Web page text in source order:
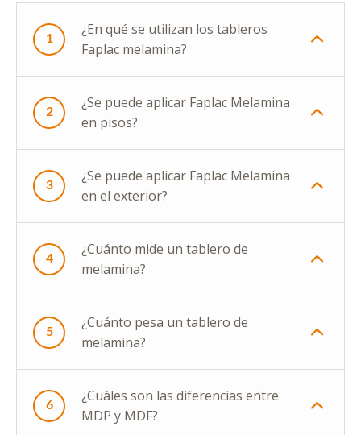
1
¿En qué se utilizan los tableros
Faplac melamina?
2
¿Se puede aplicar Faplac Melamina
en pisos?
3
¿Se puede aplicar Faplac Melamina
en el exterior?
4
¿Cuánto mide un tablero de
melamina?
5
¿Cuánto pesa un tablero de
melamina?
6
¿Cuáles son las diferencias entre
MDP y MDF?